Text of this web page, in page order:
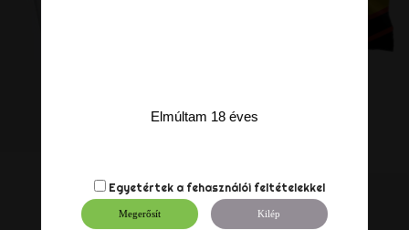
Elmúltam 18 éves
Egyetértek a fehasználói feltételekkel
Megerősít Kilép